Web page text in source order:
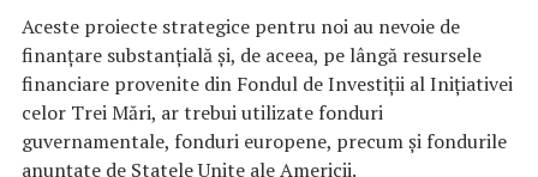
Aceste proiecte strategice pentru noi au nevoie de
finanțare substanțială și, de aceea, pe lângă resursele
financiare provenite din Fondul de Investiții al Inițiativei
celor Trei Mări, ar trebui utilizate fonduri
guvernamentale, fonduri europene, precum și fondurile
anunțate de Statele Unite ale Americii.